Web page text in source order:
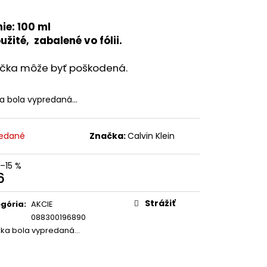
100 ml
zabalené vo fólii.
môže byť poškodená.
bola vypredaná…
Značka:Calvin Klein
–15 %
: AKCIE
088300196890
bola vypredaná…
Strážiť
STICK MUGWORT
PA++++, 18G